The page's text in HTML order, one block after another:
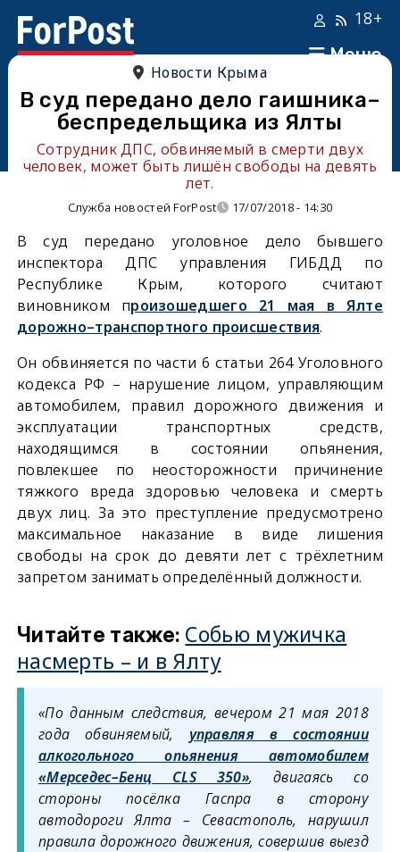
Меню
18+
Новости Крыма
В суд передано дело гаишника–
беспредельщика из Ялты
Сотрудник ДПС, обвиняемый в смерти двух
человек, может быть лишён свободы на девять
лет.
Служба новостей ForPost 17/07/2018 - 14:30
В суд передано уголовное дело бывшего
инспектора ДПС управления ГИБДД по
Республике Крым, которого считают
виновником произошедшего 21 мая в Ялте
дорожно–транспортного происшествия.
Он обвиняется по части 6 статьи 264 Уголовного
кодекса РФ – нарушение лицом, управляющим
автомобилем, правил дорожного движения и
эксплуатации транспортных средств,
находящимся в состоянии опьянения,
повлекшее по неосторожности причинение
тяжкого вреда здоровью человека и смерть
двух лиц. За это преступление предусмотрено
максимальное наказание в виде лишения
свободы на срок до девяти лет с трёхлетним
запретом занимать определённый должности.
Читайте также: Собью мужичка
насмерть – и в Ялту
«По данным следствия, вечером 21 мая 2018
года обвиняемый, управляя в состоянии
алкогольного опьянения автомобилем
«Мерседес–Бенц CLS 350», двигаясь со
стороны посёлка Гаспра в сторону
автодороги Ялта – Севастополь, нарушил
правила дорожного движения, совершив выезд